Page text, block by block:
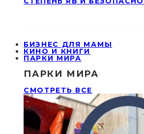
БИЗНЕС ДЛЯ МАМЫ
КИНО И КНИГИ
ПАРКИ МИРА
ПАРКИ МИРА
СМОТРЕТЬ ВСЕ